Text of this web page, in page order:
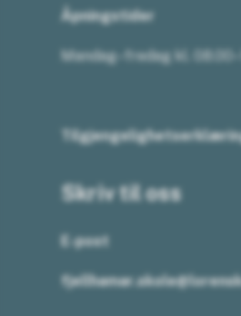
Åpningstider
Mandag–fredag kl.
Skriv til oss
E-post